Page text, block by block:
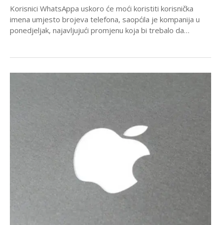
Korisnici WhatsAppa uskoro će moći koristiti korisnička
imena umjesto brojeva telefona, saopćila je kompanija u
ponedjeljak, najavljujući promjenu koja bi trebalo da